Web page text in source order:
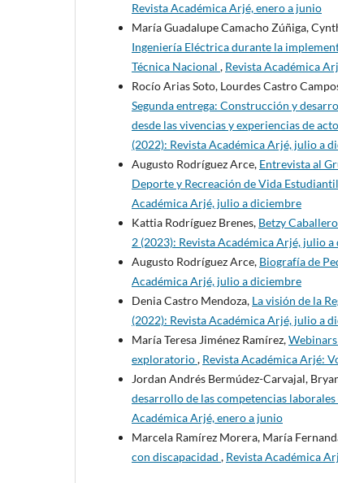
Revista Académica Arjé, enero a junio
María Guadalupe Camacho Zúñiga,
Ingeniería Eléctrica durante la
Técnica Nacional , Revista Académica
Rocío Arias Soto, Lourdes Castro
Segunda entrega: Construcción y
desde las vivencias y experiencias de
(2022): Revista Académica Arjé, julio a
Augusto Rodríguez Arce, Entrevista al
Deporte y Recreación de Vida
Académica Arjé, julio a diciembre
Kattia Rodríguez Brenes, Betzy
2 (2023): Revista Académica Arjé, julio
Augusto Rodríguez Arce, Biografía de
Académica Arjé, julio a diciembre
Denia Castro Mendoza, La visión de la
(2022): Revista Académica Arjé, julio a
María Teresa Jiménez Ramírez,
exploratorio, Revista Académica Arjé:
Jordan Andrés Bermúdez-Carvajal,
desarrollo de las competencias
Académica Arjé, enero a junio
Marcela Ramírez Morera, María
con discapacidad , Revista Académica